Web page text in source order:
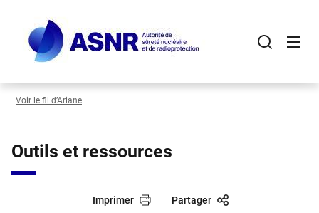
contenu
principal
Voir le fil d’Ariane
Outils et ressources
Imprimer Partager